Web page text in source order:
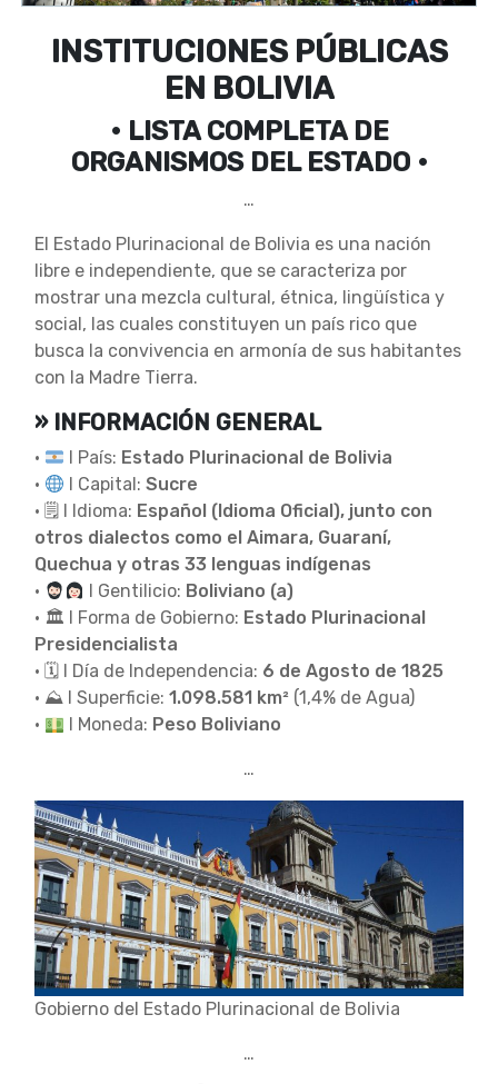
INSTITUCIONES PÚBLICAS
EN BOLIVIA
• LISTA COMPLETA DE
ORGANISMOS DEL ESTADO •
…
El Estado Plurinacional de Bolivia es una nación
libre e independiente, que se caracteriza por
mostrar una mezcla cultural, étnica, lingüística y
social, las cuales constituyen un país rico que
busca la convivencia en armonía de sus habitantes
con la Madre Tierra.
» INFORMACIÓN GENERAL
• I País: Estado Plurinacional de Bolivia
•
I Capital:Sucre
• 🗒 I Idioma: Español (Idioma Oficial), junto con
otros dialectos como el Aimara, Guaraní,
Quechua y otras 33 lenguas indígenas
•
I Gentilicio: Boliviano (a)
• 🏛 I Forma de Gobierno: Estado Plurinacional
Presidencialista
• 🗓 I Día de Independencia: 6 de Agosto de 1825
• ⛰ I Superficie: 1.098.581 km² (1,4% de Agua)
•
I Moneda: Peso Boliviano
…
Gobierno del Estado Plurinacional de Bolivia
…